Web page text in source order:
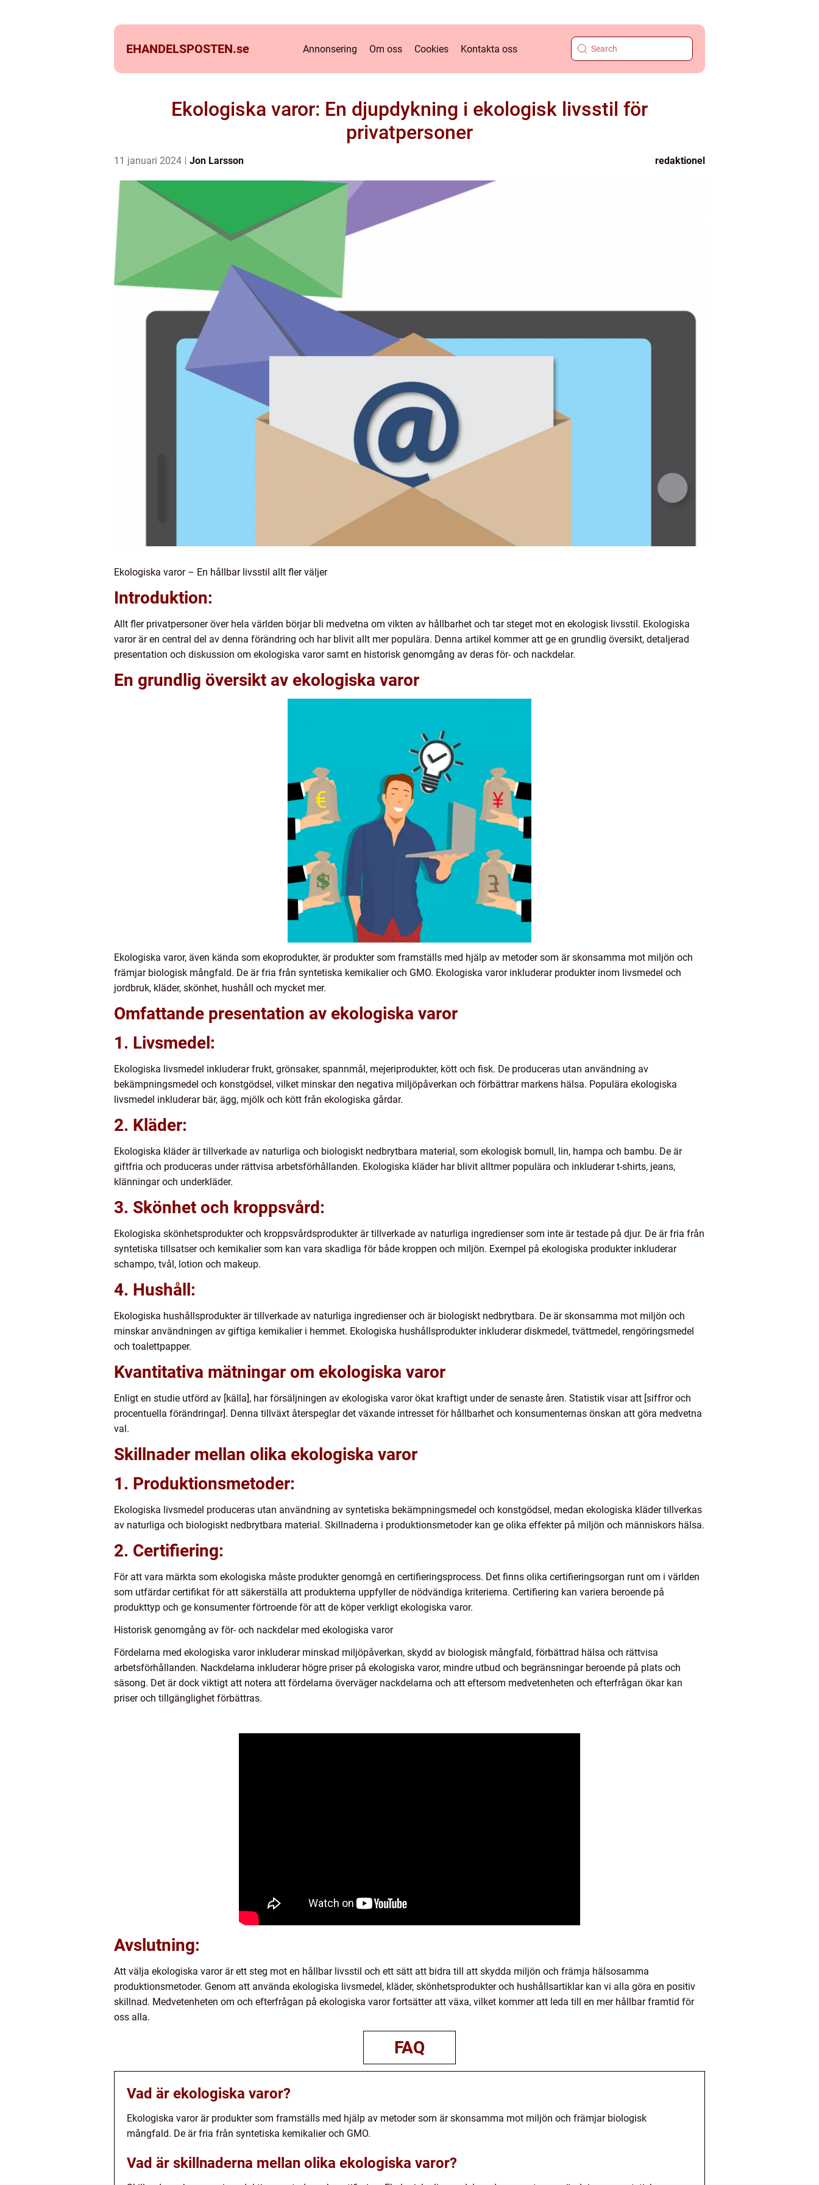
EHANDELSPOSTEN.se Annonsering Om oss Cookies Kontakta oss
Ekologiska varor: En djupdykning i ekologisk livsstil för
privatpersoner
11 januari 2024 Jon Larsson redaktionel
Ekologiska varor – En hållbar livsstil allt fler väljer
Introduktion:
Allt fler privatpersoner över hela världen börjar bli medvetna om vikten av hållbarhet och tar steget mot en ekologisk livsstil. Ekologiska
varor är en central del av denna förändring och har blivit allt mer populära. Denna artikel kommer att ge en grundlig översikt, detaljerad
presentation och diskussion om ekologiska varor samt en historisk genomgång av deras för- och nackdelar.
En grundlig översikt av ekologiska varor
Ekologiska varor, även kända som ekoprodukter, är produkter som framställs med hjälp av metoder som är skonsamma mot miljön och
främjar biologisk mångfald. De är fria från syntetiska kemikalier och GMO. Ekologiska varor inkluderar produkter inom livsmedel och
jordbruk, kläder, skönhet, hushåll och mycket mer.
Omfattande presentation av ekologiska varor
1. Livsmedel:
Ekologiska livsmedel inkluderar frukt, grönsaker, spannmål, mejeriprodukter, kött och fisk. De produceras utan användning av
bekämpningsmedel och konstgödsel, vilket minskar den negativa miljöpåverkan och förbättrar markens hälsa. Populära ekologiska
livsmedel inkluderar bär, ägg, mjölk och kött från ekologiska gårdar.
2. Kläder:
Ekologiska kläder är tillverkade av naturliga och biologiskt nedbrytbara material, som ekologisk bomull, lin, hampa och bambu. De är
giftfria och produceras under rättvisa arbetsförhållanden. Ekologiska kläder har blivit alltmer populära och inkluderar t-shirts, jeans,
klänningar och underkläder.
3. Skönhet och kroppsvård:
Ekologiska skönhetsprodukter och kroppsvårdsprodukter är tillverkade av naturliga ingredienser som inte är testade på djur. De är fria från
syntetiska tillsatser och kemikalier som kan vara skadliga för både kroppen och miljön. Exempel på ekologiska produkter inkluderar
schampo, tvål, lotion och makeup.
4. Hushåll:
Ekologiska hushållsprodukter är tillverkade av naturliga ingredienser och är biologiskt nedbrytbara. De är skonsamma mot miljön och
minskar användningen av giftiga kemikalier i hemmet. Ekologiska hushållsprodukter inkluderar diskmedel, tvättmedel, rengöringsmedel
och toalettpapper.
Kvantitativa mätningar om ekologiska varor
Enligt en studie utförd av [källa], har försäljningen av ekologiska varor ökat kraftigt under de senaste åren. Statistik visar att [siffror och
procentuella förändringar]. Denna tillväxt återspeglar det växande intresset för hållbarhet och konsumenternas önskan att göra medvetna
val.
Skillnader mellan olika ekologiska varor
1. Produktionsmetoder:
Ekologiska livsmedel produceras utan användning av syntetiska bekämpningsmedel och konstgödsel, medan ekologiska kläder tillverkas
av naturliga och biologiskt nedbrytbara material. Skillnaderna i produktionsmetoder kan ge olika effekter på miljön och människors hälsa.
2. Certifiering:
För att vara märkta som ekologiska måste produkter genomgå en certifieringsprocess. Det finns olika certifieringsorgan runt om i världen
som utfärdar certifikat för att säkerställa att produkterna uppfyller de nödvändiga kriterierna. Certifiering kan variera beroende på
produkttyp och ge konsumenter förtroende för att de köper verkligt ekologiska varor.
Historisk genomgång av för- och nackdelar med ekologiska varor
Fördelarna med ekologiska varor inkluderar minskad miljöpåverkan, skydd av biologisk mångfald, förbättrad hälsa och rättvisa
arbetsförhållanden. Nackdelarna inkluderar högre priser på ekologiska varor, mindre utbud och begränsningar beroende på plats och
säsong. Det är dock viktigt att notera att fördelarna överväger nackdelarna och att eftersom medvetenheten och efterfrågan ökar kan
priser och tillgänglighet förbättras.
Avslutning:
Att välja ekologiska varor är ett steg mot en hållbar livsstil och ett sätt att bidra till att skydda miljön och främja hälsosamma
produktionsmetoder. Genom att använda ekologiska livsmedel, kläder, skönhetsprodukter och hushållsartiklar kan vi alla göra en positiv
skillnad. Medvetenheten om och efterfrågan på ekologiska varor fortsätter att växa, vilket kommer att leda till en mer hållbar framtid för
oss alla.
FAQ
Vad är ekologiska varor?
Ekologiska varor är produkter som framställs med hjälp av metoder som är skonsamma mot miljön och främjar biologisk
mångfald. De är fria från syntetiska kemikalier och GMO.
Vad är skillnaderna mellan olika ekologiska varor?